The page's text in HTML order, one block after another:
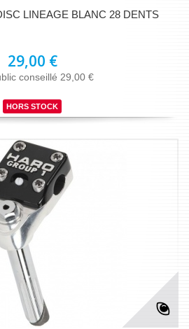
LINEAGE BLANC 28 DENTS
29,00 €
conseillé 29,00 €
HORS STOCK